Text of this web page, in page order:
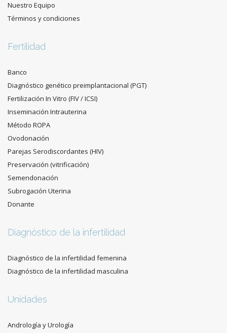
Nuestro Equipo
Términos y condiciones
Fertilidad
Banco
Diagnóstico genético preimplantacional (PGT)
Fertilización In Vitro (FIV / ICSI)
Inseminación Intrauterina
Método ROPA
Ovodonación
Parejas Serodiscordantes (HIV)
Preservación (vitrificación)
Semendonación
Subrogación Uterina
Donante
Diagnóstico de la infertilidad
Diagnóstico de la infertilidad femenina
Diagnóstico de la infertilidad masculina
Unidades
Andrología y Urología